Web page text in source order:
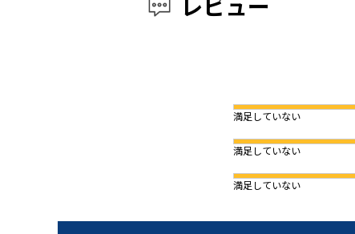
レビュー
満足していない
満足していない
満足していない